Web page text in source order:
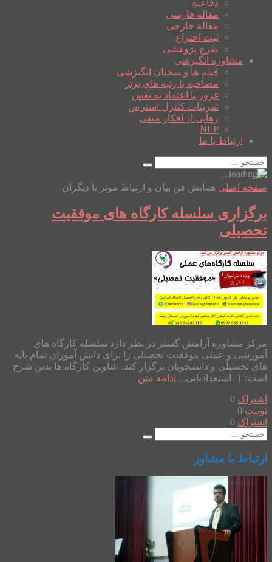
دفاعیه
مقاله فارسی
مقاله خارجی
ثبت اختراع
طرح پژوهشی
مشاوره انگیزشی
فیلم ها و سخنان انگیزشی
مصاحبه با رتبه های برتر
غرور یا اعتماد به نفس
تمرینات کنترل استرس
رهایی از افکار منفی
NLP
ارتباط با ما
صفحه اصلی همایش فن بیان و ارتباط موثر با دیگران
برگزاری سلسله کارگاه های موفقیت
تحصیلی
مرکز مشاوره آرامش گستر در نظر دارد سلسله کارگاه های
آموزشی و عملی موفقیت تحصیلی را برای دانش آموزان تمام پایه
های تحصیلی و دانشجویان برگزار کند. عناوین کارگاه ها بدین شرح
است: ۱- استعدادیابی...
ادامه متن
اشتراک 0
توییت 0
اشتراک 0
ارتباط با مشاور